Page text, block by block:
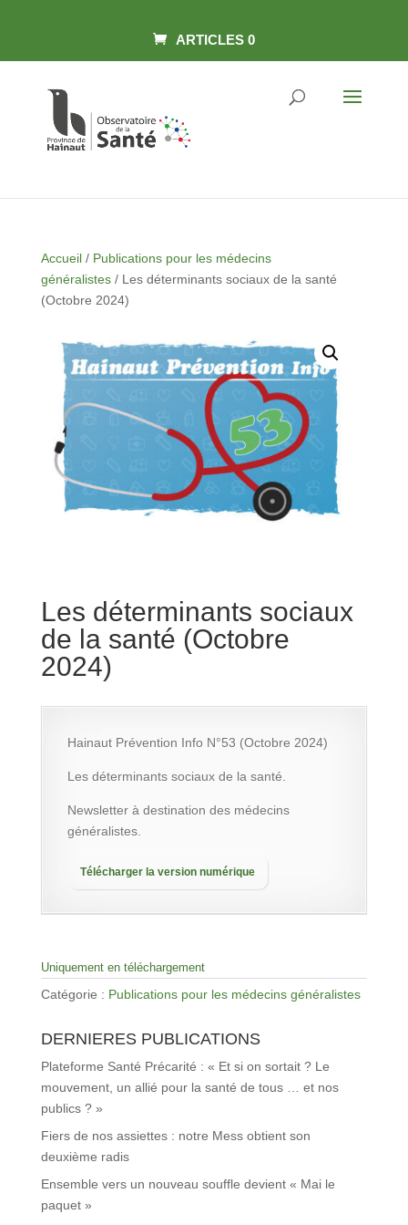
ARTICLES 0
Accueil/ Publications pour les médecins
généralistes/ Les déterminants sociaux de la santé
(Octobre 2024)
Les déterminants sociaux
de la santé (Octobre
2024)
Hainaut Prévention Info N°53 (Octobre 2024)
Les déterminants sociaux de la santé.
Newsletter à destination des médecins
généralistes.
Télécharger la version numérique
Uniquement en téléchargement
Catégorie : Publications pour les médecins généralistes
DERNIERES PUBLICATIONS
Plateforme Santé Précarité : « Et si on sortait ? Le
mouvement, un allié pour la santé de tous … et nos
publics ? »
Fiers de nos assiettes : notre Mess obtient son
deuxième radis
Ensemble vers un nouveau souffle devient « Mai le
paquet »